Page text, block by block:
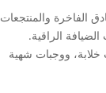
الفاخرة والمنتجعات
الراقية.
ووجبات شهية